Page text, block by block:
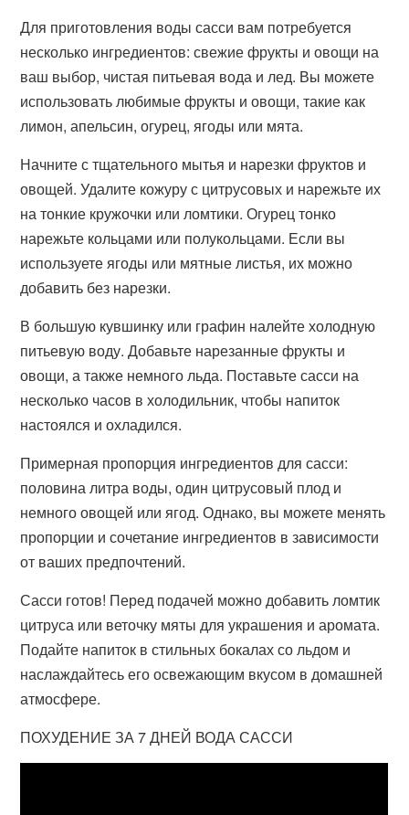
Для приготовления воды сасси вам потребуется
несколько ингредиентов: свежие фрукты и овощи на
ваш выбор, чистая питьевая вода и лед. Вы можете
использовать любимые фрукты и овощи, такие как
лимон, апельсин, огурец, ягоды или мята.
Начните с тщательного мытья и нарезки фруктов и
овощей. Удалите кожуру с цитрусовых и нарежьте их
на тонкие кружочки или ломтики. Огурец тонко
нарежьте кольцами или полукольцами. Если вы
используете ягоды или мятные листья, их можно
добавить без нарезки.
В большую кувшинку или графин налейте холодную
питьевую воду. Добавьте нарезанные фрукты и
овощи, а также немного льда. Поставьте сасси на
несколько часов в холодильник, чтобы напиток
настоялся и охладился.
Примерная пропорция ингредиентов для сасси:
половина литра воды, один цитрусовый плод и
немного овощей или ягод. Однако, вы можете менять
пропорции и сочетание ингредиентов в зависимости
от ваших предпочтений.
Сасси готов! Перед подачей можно добавить ломтик
цитруса или веточку мяты для украшения и аромата.
Подайте напиток в стильных бокалах со льдом и
наслаждайтесь его освежающим вкусом в домашней
атмосфере.
ПОХУДЕНИЕ ЗА 7 ДНЕЙ ВОДА САССИ